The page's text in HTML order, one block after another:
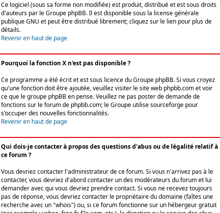
Ce logiciel (sous sa forme non modifiée) est produit, distribué et est sous droits
d'auteurs par leGroupe phpBB. Il est disponible sous la license générale
publique GNU et peut être distribué librement; cliquez sur le lien pour plus de
détails.
Revenir en haut de page
Pourquoi la fonction X n'est pas disponible ?
Ce programme a été écrit et est sous licence du Groupe phpBB. Si vous croyez
qu'une fonction doit être ajoutée, veuillez visiter le site web phpbb.com et voir
ce que le groupe phpBB en pense. Veuillez ne pas poster de demande de
fonctions sur le forum de phpbb.com; le Groupe utilise sourceforge pour
s'occuper des nouvelles fonctionnalités.
Revenir en haut de page
Qui dois-je contacter à propos des questions d'abus ou de légalité relatif à
ce forum ?
Vous devriez contacter l'administrateur de ce forum. Si vous n'arrivez pas à le
contacter, vous devriez d'abord contacter un des modérateurs du forum et lui
demander avec qui vous devriez prendre contact. Si vous ne recevez toujours
pas de réponse, vous devriez contacter le propriétaire du domaine (faîtes une
recherche avec un "whois") ou, si ce forum fonctionne sur un hébergeur gratuit